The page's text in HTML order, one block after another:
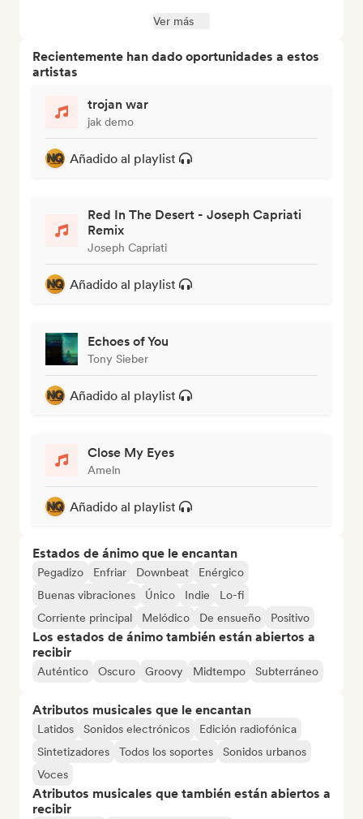
Ver más
Recientemente han dado oportunidades a estos
artistas
trojan war
jak demo
Añadido al playlist
Red In The Desert - Joseph Capriati
Remix
Joseph Capriati
Añadido al playlist
Echoes of You
Tony Sieber
Añadido al playlist
Close My Eyes
Ameln
Añadido al playlist
Estados de ánimo que le encantan
Pegadizo Enfriar Downbeat
Enérgico
Buenas vibraciones
Único Indie
Lo-fi
Corriente principal
Melódico De ensueño Positivo
Los estados de ánimo también están abiertos a
recibir
Auténtico Oscuro Groovy Midtempo Subterráneo
Atributos musicales que le encantan
Latidos Sonidos electrónicos
Edición radiofónica
Sintetizadores
Todos los soportes
Sonidos urbanos
Voces
Atributos musicales que también están abiertos a
recibir